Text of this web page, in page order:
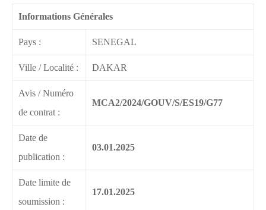
Informations Générales
Pays : SENEGAL
Ville / Localité : DAKAR
Avis / Numéro
de contrat :
MCA2/2024/GOUV/S/ES19/G77
Date de
publication :
03.01.2025
Date limite de
soumission :
17.01.2025